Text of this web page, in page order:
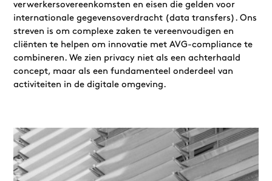
verwerkersovereenkomsten en eisen die gelden voor
internationale gegevensoverdracht (data transfers). Ons
streven is om complexe zaken te vereenvoudigen en
cliënten te helpen om innovatie met AVG-compliance te
combineren. We zien privacy niet als een achterhaald
concept, maar als een fundamenteel onderdeel van
activiteiten in de digitale omgeving.